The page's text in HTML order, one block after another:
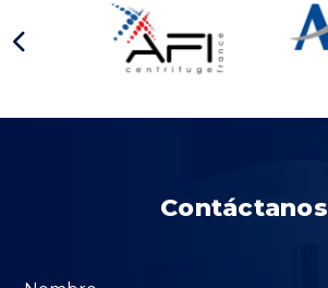
Contáctanos